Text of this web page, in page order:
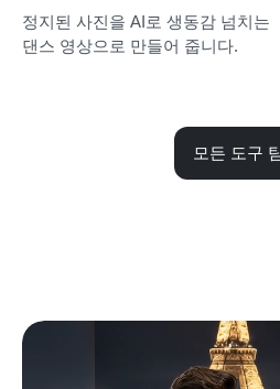
정지된 사진을 AI로 생동감 넘치는
댄스 영상으로 만들어 줍니다.
모든 도구